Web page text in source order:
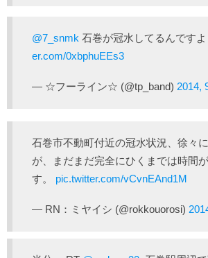
@7_snmk 石巻が冠水してるんです
er.com/0xbphuEEs3
— ☆フーライン☆ (@tp_band) 2014,
石巻市不動町付近の冠水状況、徐々
が、まだまだ完全にひくまでは時間
す。 pic.twitter.com/vCvnEAnd1M
— RN：ミヤイシ (@rokkouorosi)